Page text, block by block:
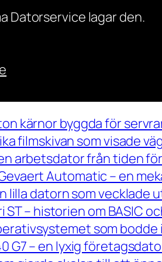
Datorservice lagar den.
kärnor byggda för
filmskivan som visade
arbetsdator från tiden
Automatic – en
lilla datorn som vecklade
– historien om BASIC
som
G7 – en lyxig